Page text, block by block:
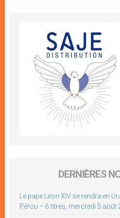
DERNIÈRES
Le pape Léon XIV se rendra en
Pérou – 6 titres, mercredi 5 août